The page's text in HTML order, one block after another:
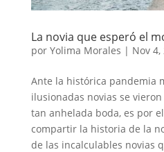
La novia que esperó el
por Yolima Morales | Nov 4,
Ante la histórica pandemia
ilusionadas novias se
tan anhelada boda, es por
compartir la historia de la
de las incalculables novias